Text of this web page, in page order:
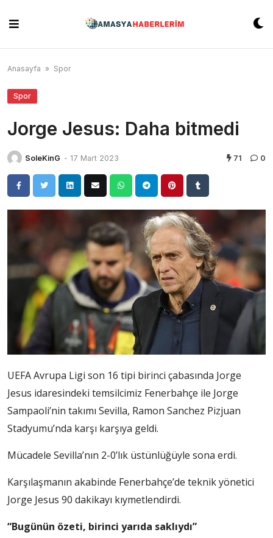
content
Anasayfa » Spor
Spor
Jorge Jesus: Daha bitmedi
SoleKinG - 17 Mart 2023 71 0
UEFA Avrupa Ligi son 16 tipi birinci çabasında Jorge
Jesus idaresindeki temsilcimiz Fenerbahçe ile Jorge
Sampaoli’nin takımı Sevilla, Ramon Sanchez Pizjuan
Stadyumu’nda karşı karşıya geldi.
Mücadele Sevilla’nın 2-0’lık üstünlüğüyle sona erdi.
Karşılaşmanın akabinde Fenerbahçe’de teknik yönetici
Jorge Jesus 90 dakikayı kıymetlendirdi.
“Bugünün özeti, birinci yarıda saklıydı”